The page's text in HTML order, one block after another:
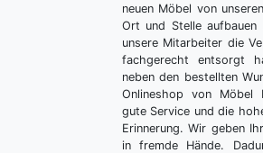
neuen Möbel von
Ort und Stelle aufbauen
unsere Mitarbeiter die
fachgerecht entsorgt
neben den bestellten
Onlineshop von Möbel
gute Service und die
Erinnerung. Wir geben
in fremde Hände.